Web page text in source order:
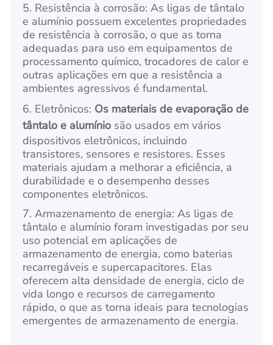
5. Resistência à corrosão: As ligas de tântalo
e alumínio possuem excelentes propriedades
de resistência à corrosão, o que as torna
adequadas para uso em equipamentos de
processamento químico, trocadores de calor e
outras aplicações em que a resistência a
ambientes agressivos é fundamental.
6. Eletrônicos: Os materiais de evaporação de
tântalo e alumínio são usados em vários
dispositivos eletrônicos, incluindo
transistores, sensores e resistores. Esses
materiais ajudam a melhorar a eficiência, a
durabilidade e o desempenho desses
componentes eletrônicos.
7. Armazenamento de energia: As ligas de
tântalo e alumínio foram investigadas por seu
uso potencial em aplicações de
armazenamento de energia, como baterias
recarregáveis e supercapacitores. Elas
oferecem alta densidade de energia, ciclo de
vida longo e recursos de carregamento
rápido, o que as torna ideais para tecnologias
emergentes de armazenamento de energia.